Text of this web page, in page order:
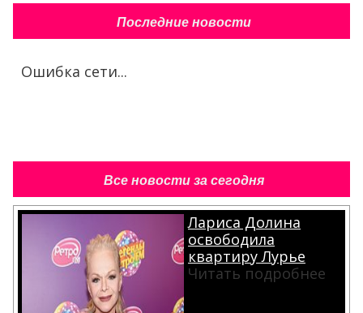
Последние новости
Ошибка сети...
Все новости за сегодня
Лариса Долина
освободила
квартиру Лурье
Читать подробнее